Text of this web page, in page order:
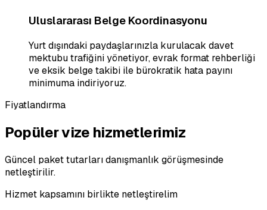
Uluslararası Belge Koordinasyonu
Yurt dışındaki paydaşlarınızla kurulacak davet
mektubu trafiğini yönetiyor, evrak format rehberliği
ve eksik belge takibi ile bürokratik hata payını
minimuma indiriyoruz.
Fiyatlandırma
Popüler vize hizmetlerimiz
Güncel paket tutarları danışmanlık görüşmesinde
netleştirilir.
Hizmet kapsamını birlikte netleştirelim